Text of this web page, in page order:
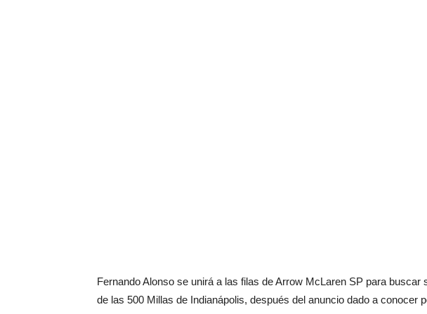
Fernando Alonso se unirá a las filas de Arrow McLaren SP para buscar
de las 500 Millas de Indianápolis, después del anuncio dado a conocer